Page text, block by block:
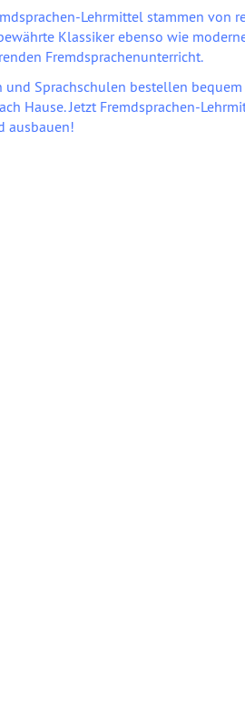
Lehrmittel stammen von
Klassiker ebenso wie
Fremdsprachenunterricht.
und Sprachschulen bestellen
Hause. Jetzt Fremdsprachen-
ausbauen!